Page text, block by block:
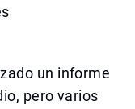
un informe
pero varios